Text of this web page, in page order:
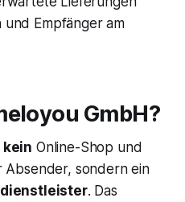
und Empfänger am
GmbH?
kein Online-Shop und
sondern ein
​. Das